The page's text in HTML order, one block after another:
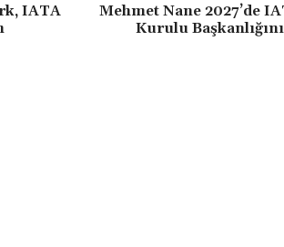
IATA
Mehmet Nane 2027’de
Kurulu